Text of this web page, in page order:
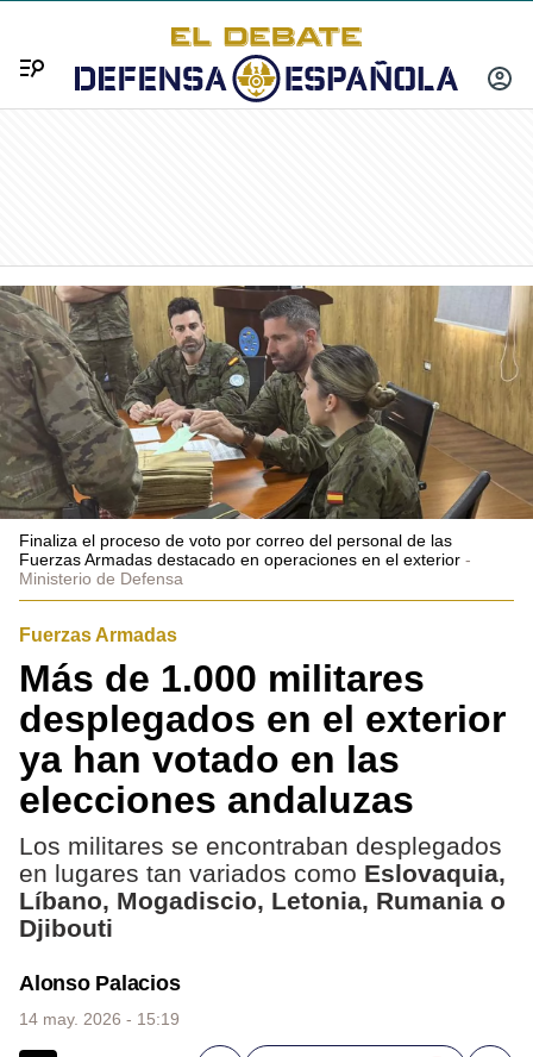
INICIAR
Menú
Finaliza el proceso de voto por correo del personal de las
Fuerzas Armadas destacado en operaciones en el exterior
Ministerio de Defensa
Fuerzas Armadas
Más de 1.000 militares
desplegados en el exterior
ya han votado en las
elecciones andaluzas
Los militares se encontraban desplegados
en lugares tan variados como Eslovaquia,
Líbano, Mogadiscio, Letonia, Rumania o
Djibouti
Alonso Palacios
14 may. 2026 - 15:19